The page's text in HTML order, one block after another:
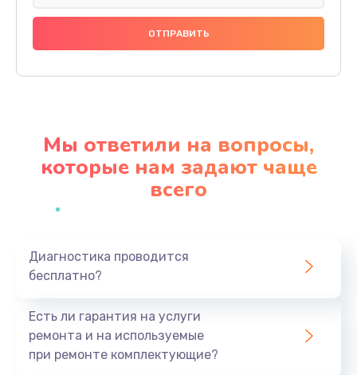
Замена аккумулятора
620 руб.
Заказать
940 руб.
Заказать
Заказать
490 руб.
Заказать
Мы ответили на вопросы,
которые нам задают чаще
всего
Диагностика проводится
бесплатно?
Есть ли гарантия на услуги
ремонта и на используемые
при ремонте комплектующие?